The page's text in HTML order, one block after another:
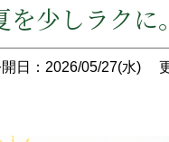
を少しラクに
日：2026/05/27(水)